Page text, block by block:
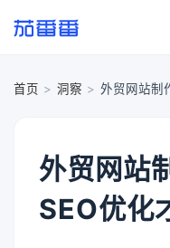
首页 > 洞察 > 外贸网站制
外贸网站
SEO优化